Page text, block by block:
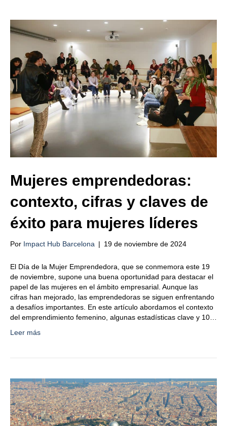
Mujeres emprendedoras:
contexto, cifras y claves de
éxito para mujeres líderes
Por Impact Hub Barcelona | 19 de noviembre de 2024
El Día de la Mujer Emprendedora, que se conmemora este 19
de noviembre, supone una buena oportunidad para destacar el
papel de las mujeres en el ámbito empresarial. Aunque las
cifras han mejorado, las emprendedoras se siguen enfrentando
a desafíos importantes. En este artículo abordamos el contexto
del emprendimiento femenino, algunas estadísticas clave y 10…
Leer más